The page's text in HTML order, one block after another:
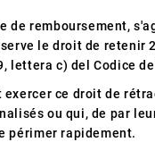
de remboursement,
le droit de retenir
lettera c) del Codice
exercer ce droit de
ou qui, de par
périmer rapidement.